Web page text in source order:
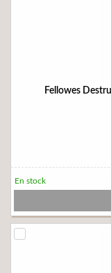
Fellowes
En stock